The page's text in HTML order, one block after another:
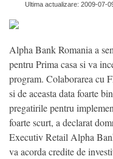
Ultima actualizare: 2009-07-
Alpha Bank Romania a
pentru Prima casa si va
program. Colaborarea
si de aceasta data foarte
pregatirile pentru
foarte scurt, a declarat
Executiv Retail Alpha
va acorda credite de